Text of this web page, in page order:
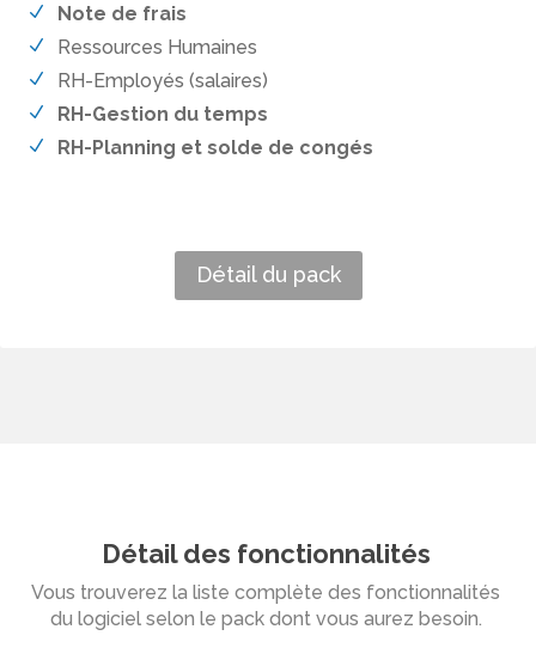
Note de frais
Ressources Humaines
RH-Employés (salaires)
RH-Gestion du temps
RH-Planning et solde de congés
Détail du pack
Détail des fonctionnalités
Vous trouverez la liste complète des fonctionnalités
du logiciel selon le pack dont vous aurez besoin.